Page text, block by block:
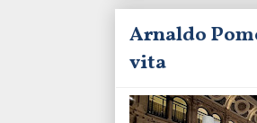
Arnaldo
vita